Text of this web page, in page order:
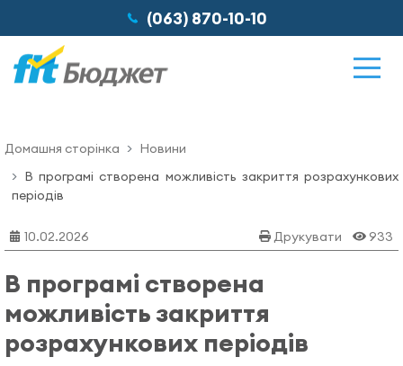
(063) 870-10-10
Можливості
Ціни
Про нас
Домашня сторінка
Новини
В програмі створена можливість закриття розрахункових
періодів
10.02.2026 Друкувати 933
В програмі створена
можливість закриття
розрахункових періодів